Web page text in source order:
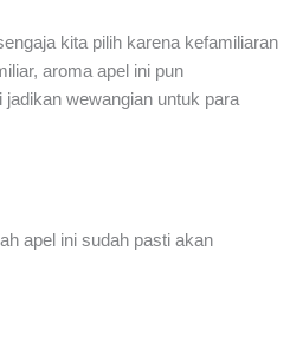
kita pilih karena kefamiliaran
aroma apel ini pun
wewangian untuk para
apel ini sudah pasti akan